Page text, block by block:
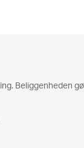
Beliggenheden